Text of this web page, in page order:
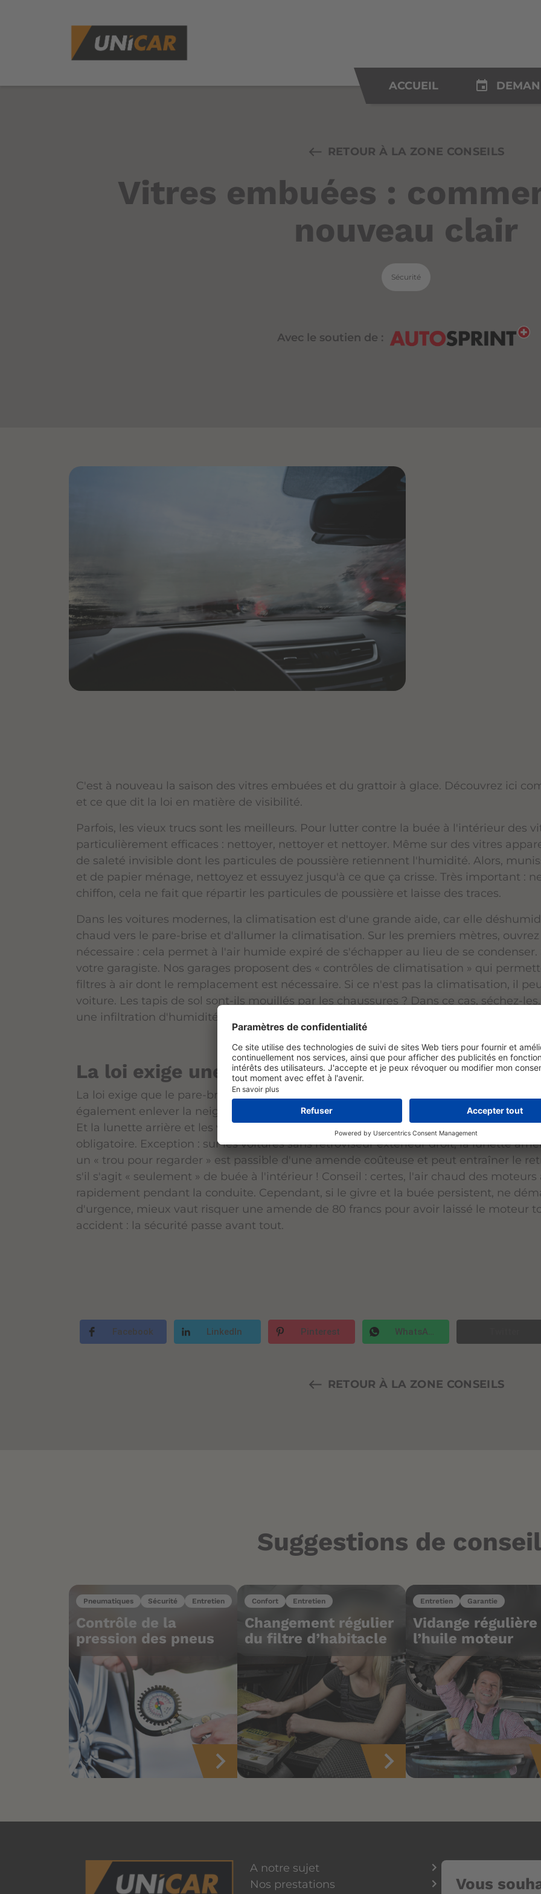
ACCUEIL insert_invitation
RETOUR À LA ZONE CONSEILS
Vitres embuées :
nouveau clair
Sécurité
Avec le soutien de :
C'est à nouveau la saison des vitres embuées et du grattoir à glace. Découvrez ici
et ce que dit la loi en matière de visibilité.
Parfois, les vieux trucs sont les meilleurs. Pour lutter contre la buée à l'intérieur des
particulièrement efficaces : nettoyer, nettoyer et nettoyer. Même sur des vitres
de saleté invisible dont les particules de poussière retiennent l'humidité. Alors,
et de papier ménage, nettoyez et essuyez jusqu'à ce que ça crisse. Très important :
chiffon, cela ne fait que répartir les particules de poussière et laisse des traces.
Dans les voitures modernes, la climatisation est d'une grande aide, car elle
chaud vers le pare-brise et d'allumer la climatisation. Sur les premiers mètres,
nécessaire : cela permet à l'air humide expiré de s'échapper au lieu de se
votre garagiste. Nos garages proposent des « contrôles de climatisation » qui
filtres à air dont le remplacement est nécessaire. Si ce n'est pas la climatisation, il
voiture. Les tapis de sol sont-ils mouillés par les chaussures ? Dans ce cas, séchez-
une infiltration d'humidité quelque part. Demandez alors conseil à votre garage.
La loi exige une bonne visibilité
La loi exige que le pare-brise, les vitres latérales avant et les rétroviseurs soient
également enlever la neige des vitres, des rétroviseurs, du toit, du capot, des
Et la lunette arrière et les vitres latérales arrière ? Idéalement, elles devraient être
obligatoire. Exception : sur les voitures sans rétroviseur extérieur droit, la lunette
un « trou pour regarder » est passible d'une amende coûteuse et peut entraîner le
s'il s'agit « seulement » de buée à l'intérieur ! Conseil : certes, l'air chaud des
rapidement pendant la conduite. Cependant, si le givre et la buée persistent, ne
d'urgence, mieux vaut risquer une amende de 80 francs pour avoir laissé le moteur
accident : la sécurité passe avant tout.
Facebook LinkedIn Pinterest WhatsApp
RETOUR À LA ZONE CONSEILS
Suggestions de
Pneumatiques Sécurité Entretien
Contrôle de la
pression des pneus
Confort Entretien
Changement régulier
du filtre d’habitacle
Entretien Garantie
Vidange régulière
l’huile moteur
A notre sujet
Nos prestations
Vous